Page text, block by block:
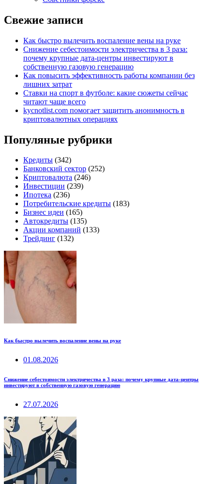
Свежие записи
Как быстро вылечить воспаление вены на руке
Снижение себестоимости электричества в 3 раза:
почему крупные дата-центры инвестируют в
собственную газовую генерацию
Как повысить эффективность работы компании без
лишних затрат
Ставки на спорт в футболе: какие сюжеты сейчас
читают чаще всего
kycnotlist.com помогает защитить анонимность в
криптовалютных операциях
Популяные рубрики
Кредиты (342)
Банковский сектор (252)
Криптовалюта (246)
Инвестиции (239)
Ипотека (236)
Потребительские кредиты (183)
Бизнес идеи (165)
Автокредиты (135)
Акции компаний (133)
Трейдинг (132)
Как быстро вылечить воспаление вены на руке
01.08.2026
Снижение себестоимости электричества в 3 раза: почему крупные дата-центры
инвестируют в собственную газовую генерацию
27.07.2026